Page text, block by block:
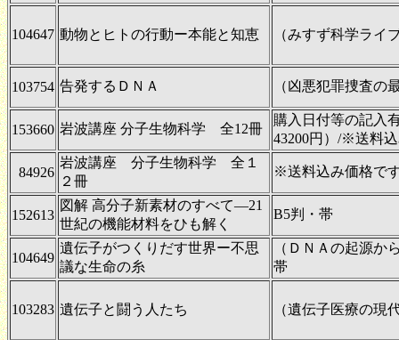
104647 動物とヒトの行動ー本能と知恵 （みすず科学ラ
103754 告発するＤＮＡ （凶悪犯罪捜査の
153660 岩波講座 分子生物科学 全12冊
購入日付等の記入
43200円）/※送料
84926
岩波講座 分子生物科学 全１
２冊
※送料込み価格で
152613
図解 高分子新素材のすべて―21
世紀の機能材料をひも解く
B5判・帯
104649
遺伝子がつくりだす世界ー不思
議な生命の糸
（ＤＮＡの起源か
帯
103283 遺伝子と闘う人たち （遺伝子医療の現